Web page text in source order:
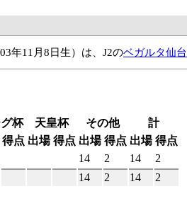
年11月8日生）は、J2のベガルタ仙台
杯 天皇杯 その他
計
得点 出場 得点 出場 得点 出場 得点
14 2 14
2
14 2 14 2